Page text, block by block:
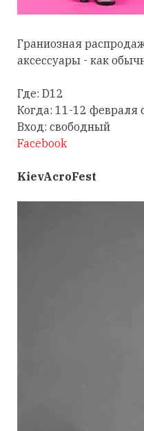
Граниозная
аксессуары - как
Где: D12
Когда: 11-12 февраля
Вход: свободный
Facebook
KievAcroFest